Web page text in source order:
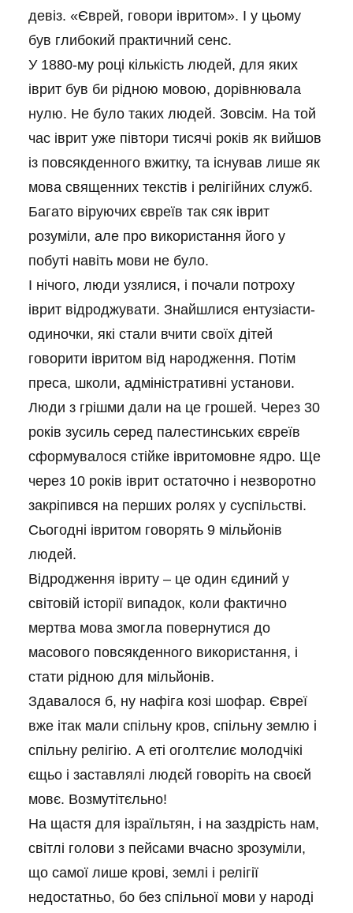
девіз. «Єврей, говори івритом». І у цьому
був глибокий практичний сенс.
У 1880-му році кількість людей, для яких
іврит був би рідною мовою, дорівнювала
нулю. Не було таких людей. Зовсім. На той
час іврит уже півтори тисячі років як вийшов
із повсякденного вжитку, та існував лише як
мова священних текстів і релігійних служб.
Багато віруючих євреїв так сяк іврит
розуміли, але про використання його у
побуті навіть мови не було.
І нічого, люди узялися, і почали потроху
іврит відроджувати. Знайшлися ентузіасти-
одиночки, які стали вчити своїх дітей
говорити івритом від народження. Потім
преса, школи, адміністративні установи.
Люди з грішми дали на це грошей. Через 30
років зусиль серед палестинських євреїв
сформувалося стійке івритомовне ядро. Ще
через 10 років іврит остаточно і незворотно
закріпився на перших ролях у суспільстві.
Сьогодні івритом говорять 9 мільйонів
людей.
Відродження івриту – це один єдиний у
світовій історії випадок, коли фактично
мертва мова змогла повернутися до
масового повсякденного використання, і
стати рідною для мільйонів.
Здавалося б, ну нафіга козі шофар. Євреї
вже ітак мали спільну кров, спільну землю і
спільну релігію. А еті оголтєлиє молодчікі
єщьо і заставлялі людєй говоріть на своєй
мовє. Возмутітєльно!
На щастя для ізраїльтян, і на заздрість нам,
світлі голови з пейсами вчасно зрозуміли,
що самої лише крові, землі і релігії
недостатньо, бо без спільної мови у народі